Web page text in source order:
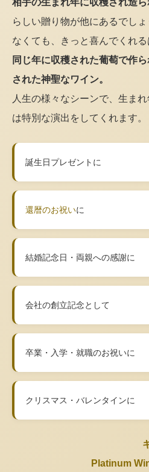
相手の生まれ年に収穫され造
らしい贈り物が他にあるでし
なくても、きっと喜んでくれる
同じ年に収穫された葡萄で作
された神聖なワイン。
人生の様々なシーンで、生ま
は特別な演出をしてくれます。
誕生日プレゼントに
還暦のお祝いに
結婚記念日・両親への感謝に
会社の創立記念として
卒業・入学・就職のお祝いに
クリスマス・バレンタインに
Platinum